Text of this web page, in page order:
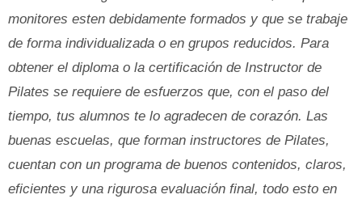
monitores esten debidamente formados y que se trabaje
de forma individualizada o en grupos reducidos. Para
obtener el diploma o la certificación de Instructor de
Pilates se requiere de esfuerzos que, con el paso del
tiempo, tus alumnos te lo agradecen de corazón. Las
buenas escuelas, que forman instructores de Pilates,
cuentan con un programa de buenos contenidos, claros,
eficientes y una rigurosa evaluación final, todo esto en